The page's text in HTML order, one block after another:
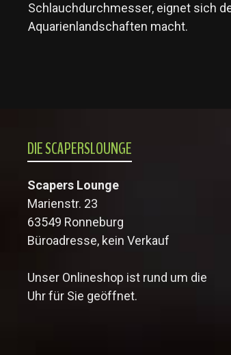
Schlauchdurchmesser, eignet sich
Aquarienlandschaften macht.
DIE SCAPERSLOUNGE
Scapers Lounge
Marienstr. 23
63549 Ronneburg
Büroadresse, kein Verkauf
Unser Onlineshop ist rund um die
Uhr für Sie geöffnet.